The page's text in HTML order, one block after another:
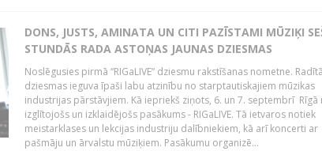
DONS, JUSTS, AMINATA UN CITI PAZĪSTAMI MŪZIĶI
STUNDĀS RADA ASTOŅAS JAUNAS DZIESMAS
Noslēgusies pirmā “RIGaLIVE” dziesmu rakstīšanas nometne.
dziesmas ieguva īpaši labu atzinību no starptautiskajiem mūzikas
industrijas pārstāvjiem. Kā iepriekš ziņots, 6. un 7. septembrī Rīgā
izglītojošs un izklaidējošs pasākums - RIGaLIVE. Tā ietvaros notiek
meistarklases un lekcijas industriju dalībniekiem, kā arī koncerti ar
pašmāju un ārvalstu mūziķiem. Pasākumu organizē...